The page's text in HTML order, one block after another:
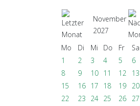
November
2027
Mo
Di Mi Do Fr Sa
1
2 3 4 5 6
8
9 10 11 12 13
15
16 17 18 19 20
22
23 24 25 26 27